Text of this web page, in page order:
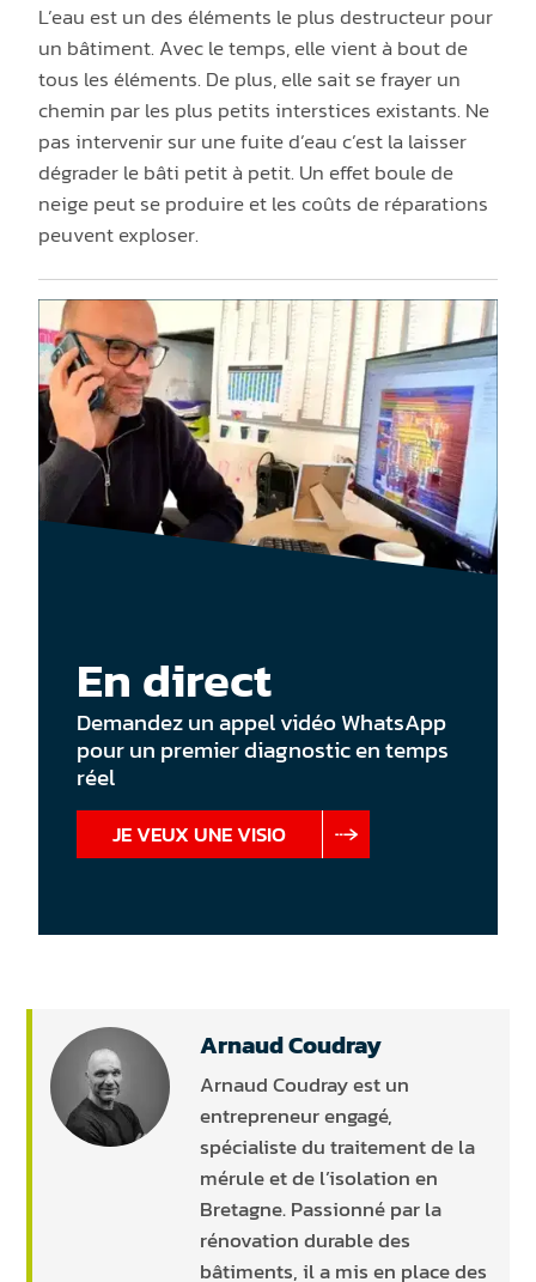
L’eau est un des éléments le plus destructeur pour
un bâtiment. Avec le temps, elle vient à bout de
tous les éléments. De plus, elle sait se frayer un
chemin par les plus petits interstices existants. Ne
pas intervenir sur une fuite d’eau c’est la laisser
dégrader le bâti petit à petit. Un effet boule de
neige peut se produire et les coûts de réparations
peuvent exploser.
En direct
Demandez un appel vidéo WhatsApp
pour un premier diagnostic en temps
réel
JE VEUX UNE VISIO
Arnaud Coudray
Arnaud Coudray est un
entrepreneur engagé,
spécialiste du traitement de la
mérule et de l’isolation en
Bretagne. Passionné par la
rénovation durable des
bâtiments, il a mis en place des